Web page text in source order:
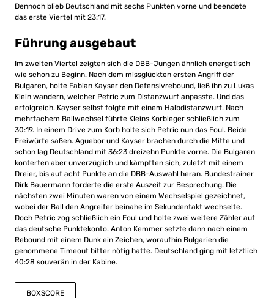
Dennoch blieb Deutschland mit sechs Punkten vorne und beendete
das erste Viertel mit 23:17.
Führung ausgebaut
Im zweiten Viertel zeigten sich die DBB-Jungen ähnlich energetisch
wie schon zu Beginn. Nach dem missglückten ersten Angriff der
Bulgaren, holte Fabian Kayser den Defensivrebound, ließ ihn zu Lukas
Klein wandern, welcher Petric zum Distanzwurf anpasste. Und das
erfolgreich. Kayser selbst folgte mit einem Halbdistanzwurf. Nach
mehrfachem Ballwechsel führte Kleins Korbleger schließlich zum
30:19. In einem Drive zum Korb holte sich Petric nun das Foul. Beide
Freiwürfe saßen. Aguebor und Kayser brachen durch die Mitte und
schon lag Deutschland mit 36:23 dreizehn Punkte vorne. Die Bulgaren
konterten aber unverzüglich und kämpften sich, zuletzt mit einem
Dreier, bis auf acht Punkte an die DBB-Auswahl heran. Bundestrainer
Dirk Bauermann forderte die erste Auszeit zur Besprechung. Die
nächsten zwei Minuten waren von einem Wechselspiel gezeichnet,
wobei der Ball den Angreifer beinahe im Sekundentakt wechselte.
Doch Petric zog schließlich ein Foul und holte zwei weitere Zähler auf
das deutsche Punktekonto. Anton Kemmer setzte dann nach einem
Rebound mit einem Dunk ein Zeichen, woraufhin Bulgarien die
genommene Timeout bitter nötig hatte. Deutschland ging mit letztlich
40:28 souverän in der Kabine.
BOXSCORE